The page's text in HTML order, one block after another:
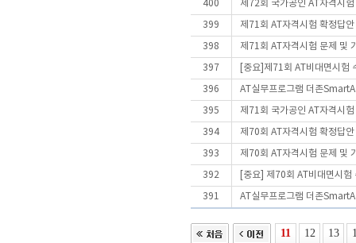
400 제72회 국가공인 AT자격시
399 제71회 AT자격시험 확정답
398 제71회 AT자격시험 문제 및
397 [중요]제71회 AT비대면시험
396 AT실무프로그램 더존
395 제71회 국가공인 AT자격시
394 제70회 AT자격시험 확정답
393 제70회 AT자격시험 문제 및
392 [중요] 제70회 AT비대면시험
391 AT실무프로그램 더존
11 12 13